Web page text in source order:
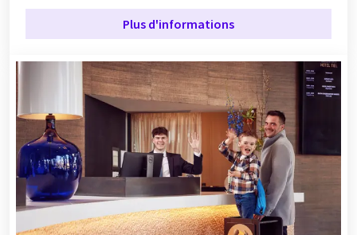
Plus d'informations